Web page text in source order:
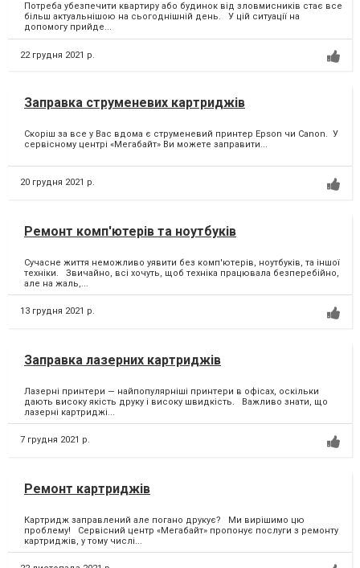
Потреба убезпечити квартиру або будинок від зловмисників стає все
більш актуальнішою на сьогоднішній день. У цій ситуації на
допомогу прийде...
22 грудня 2021 р.
Заправка струменевих картриджів
Скоріш за все у Вас вдома є струменевий принтер Epson чи Canon. ⁣ У
сервісному центрі «Мегабайт» Ви можете заправити...
20 грудня 2021 р.
Ремонт комп'ютерів та ноутбуків
Сучасне життя неможливо уявити без комп'ютерів, ноутбуків, та іншої
техніки. Звичайно, всі хочуть, щоб техніка працювала безперебійно,
але на жаль,...
13 грудня 2021 р.
Заправка лазерних картриджів
Лазерні принтери — найпопулярніші принтери в офісах, оскільки
дають високу якість друку і високу швидкість. Важливо знати, що
лазерні картриджі...
7 грудня 2021 р.
Ремонт картриджів
Картридж заправлений але погано друкує? Ми вирішимо цю
проблему! Сервісний центр «Мегабайт» пропонує послуги з ремонту
картриджів, у тому числі...